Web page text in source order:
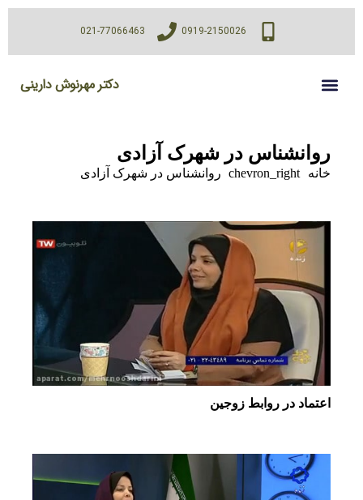
0919-2150026
021-77066463
دکتر مهرنوش دارینی
روانشناس در شهرک آزادی
chevron_right روانشناس در شهرک آزادی
اعتماد در روابط زوجین